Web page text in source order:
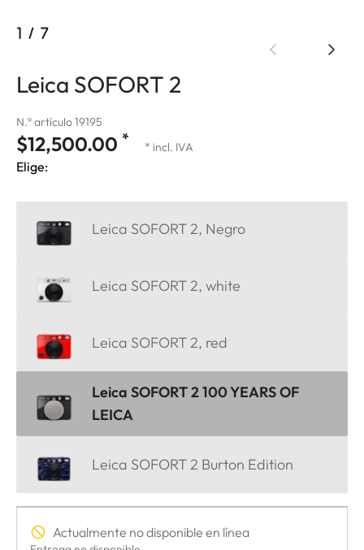
1 / 7
Leica SOFORT 2
N.º artículo 19195
$12,500.00 * * incl. IVA
Elige:
Leica SOFORT 2, Negro
Leica SOFORT 2, white
Leica SOFORT 2, red
Leica SOFORT 2 100 YEARS OF
LEICA
Leica SOFORT 2 Burton Edition
Actualmente no disponible en línea